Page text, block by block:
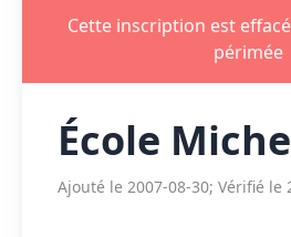
Cette inscription est
périmée
École
Ajouté le 2007-08-30; Vérifié le